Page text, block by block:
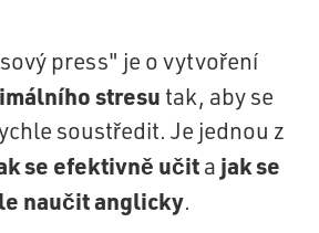
press" je o vytvoření
stresu tak, aby se
soustředit. Je jednou z
se efektivně učita jak se
naučit anglicky.